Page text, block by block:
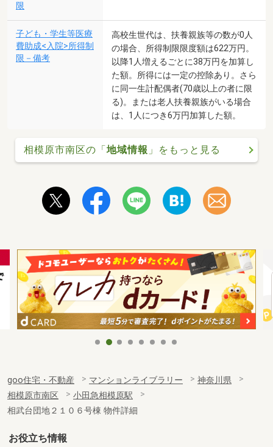
限
子ども・学生等医療
費助成<入院>所得制
限－備考
高校生世代は、扶養親族等の数が0人
の場合、所得制限限度額は622万円。
以降1人増えるごとに38万円を加算し
た額。所得には一定の控除あり。さら
に同一生計配偶者(70歳以上の者に限
る)。または老人扶養親族がいる場合
は、1人につき6万円加算した額。
相模原市南区の「地域情報 」をもっと見る
goo住宅・不動産 マンションライブラリー
神奈川県
相模原市南区
小田急相模原駅
相武台団地２１０６号棟 物件詳細
お役立ち情報